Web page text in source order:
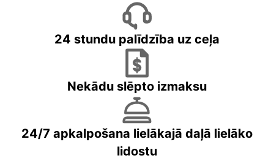
24 stundu palīdzība uz ceļa
Nekādu slēpto izmaksu
24/7 apkalpošana lielākajā daļā lielāko
lidostu